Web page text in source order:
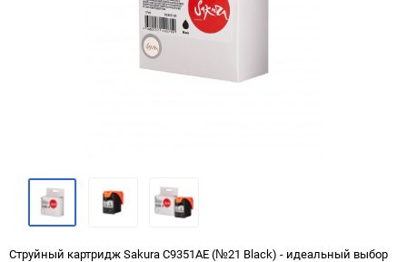
Струйный картридж Sakura C9351AE (№21 Black) - идеальный выбор